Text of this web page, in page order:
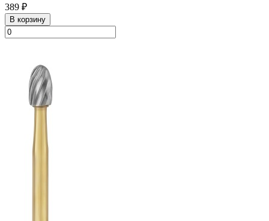
389 ₽
В корзину